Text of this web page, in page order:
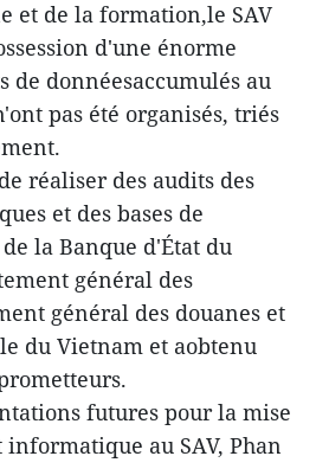
et de la formation,le SAV
d'une énorme
de donnéesaccumulés au
pas été organisés, triés
réaliser des audits des
et des bases de
la Banque d'État du
général des
général des douanes et
du Vietnam et aobtenu
futures pour la mise
au SAV, Phan